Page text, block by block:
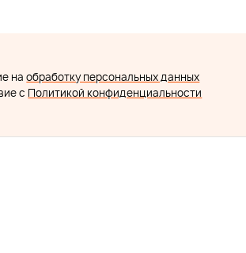
наобработку персональных данных
с Политикой конфиденциальности